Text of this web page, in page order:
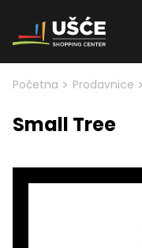
Skip to content
Početna > Prodavnice >
Small Tree